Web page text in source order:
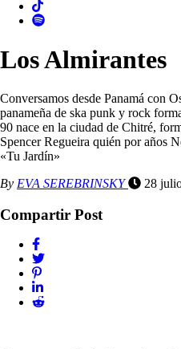
Los Almirantes
Conversamos desde Panamá con
panameña de ska punk y rock
90 nace en la ciudad de Chitré,
Spencer Regueira quién por años
«Tu Jardín»
By EVA SEREBRINSKY 28
Compartir Post